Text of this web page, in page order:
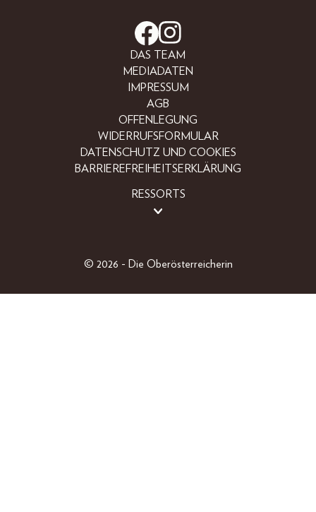
DAS TEAM
MEDIADATEN
IMPRESSUM
AGB
OFFENLEGUNG
WIDERRUFSFORMULAR
DATENSCHUTZ UND COOKIES
BARRIEREFREIHEITSERKLÄRUNG
RESSORTS
PEOPLE
© 2026 - Die Oberösterreicherin